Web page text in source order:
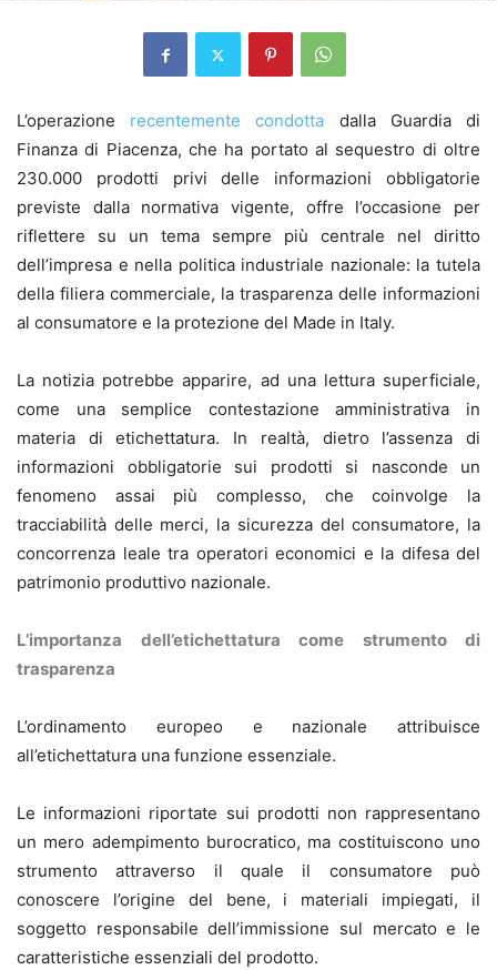
L’operazione recentemente condotta dalla Guardia di
Finanza di Piacenza, che ha portato al sequestro di oltre
230.000 prodotti privi delle informazioni obbligatorie
previste dalla normativa vigente, offre l’occasione per
riflettere su un tema sempre più centrale nel diritto
dell’impresa e nella politica industriale nazionale: la tutela
della filiera commerciale, la trasparenza delle informazioni
al consumatore e la protezione del Made in Italy.
La notizia potrebbe apparire, ad una lettura superficiale,
come una semplice contestazione amministrativa in
materia di etichettatura. In realtà, dietro l’assenza di
informazioni obbligatorie sui prodotti si nasconde un
fenomeno assai più complesso, che coinvolge la
tracciabilità delle merci, la sicurezza del consumatore, la
concorrenza leale tra operatori economici e la difesa del
patrimonio produttivo nazionale.
L’importanza dell’etichettatura come strumento di
trasparenza
L’ordinamento europeo e nazionale attribuisce
all’etichettatura una funzione essenziale.
Le informazioni riportate sui prodotti non rappresentano
un mero adempimento burocratico, ma costituiscono uno
strumento attraverso il quale il consumatore può
conoscere l’origine del bene, i materiali impiegati, il
soggetto responsabile dell’immissione sul mercato e le
caratteristiche essenziali del prodotto.